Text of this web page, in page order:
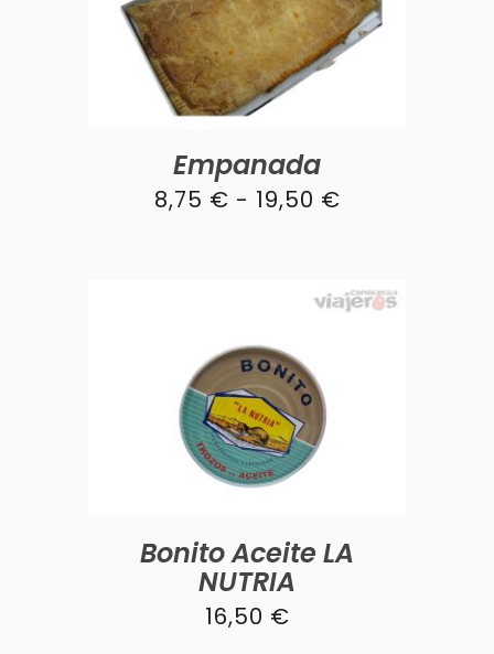
Empanada
8,75 € - 19,50 €Rango
desde
Bonito Aceite LA
NUTRIA
16,50 €